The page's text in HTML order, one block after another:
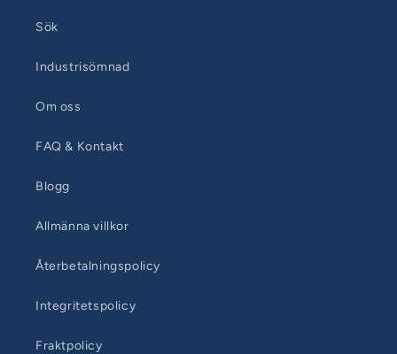
Sök
Industrisömnad
Om oss
FAQ & Kontakt
Blogg
Allmänna villkor
Återbetalningspolicy
Integritetspolicy
Fraktpolicy